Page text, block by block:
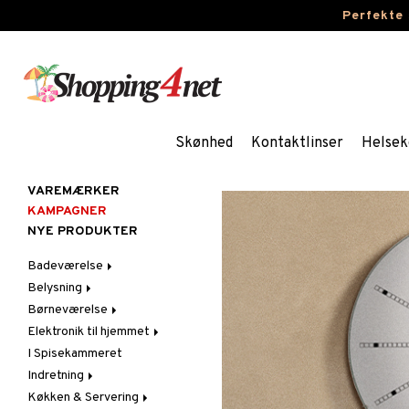
Perfekte
Skønhed Kontaktlinser
VAREMÆRKER
KAMPAGNER
NYE PRODUKTER
Badeværelse
Badeværelsesindretning
Badeværelsestekstiler
Badeværelsestilbehør
Belysning
Belysningstilbehør
Fyrfadsstager &
Lysestager
Indendørslamper
Bordlamper
LED-lys
Børneværelse
Dekoration til
Børneværelse
Lamper til Børn
Møbler til Børn
Elektronik til hjemmet
Lyd
I Spisekammeret
Indretning
Dekoration
Køkken & Servering